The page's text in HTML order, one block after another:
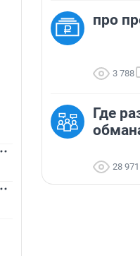
про
3 788
Где
28 971